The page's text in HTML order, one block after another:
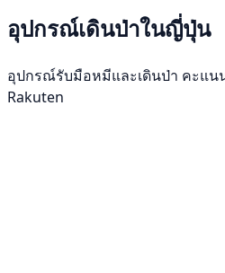
อุปกรณ์เดินป่าในญี่ปุ่น
อุปกรณ์รับมือหมีและเดินป่า คะแน
Rakuten